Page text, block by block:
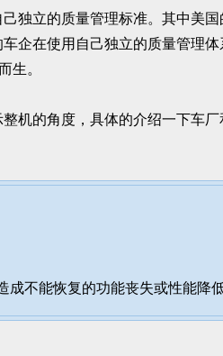
独立的质量管理标准。其中美
企在使用自己独立的质量管理
生。
机的角度，具体的介绍一下车
成不能恢复的功能丧失或性能降